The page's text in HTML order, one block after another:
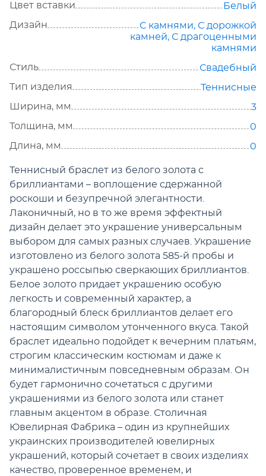
Цвет вставки
Белый
Дизайн
С камнями, С дорожкой
камней, С драгоценными
камнями
Стиль
Свадебный
Тип изделия
Теннисные
Ширина, мм
3
Толщина, мм
0
Длина, мм
0
Теннисный браслет из белого золота с
бриллиантами – воплощение сдержанной
роскоши и безупречной элегантности.
Лаконичный, но в то же время эффектный
дизайн делает это украшение универсальным
выбором для самых разных случаев. Украшение
изготовлено из белого золота 585-й пробы и
украшено россыпью сверкающих бриллиантов.
Белое золото придает украшению особую
легкость и современный характер, а
благородный блеск бриллиантов делает его
настоящим символом утонченного вкуса. Такой
браслет идеально подойдет к вечерним платьям,
строгим классическим костюмам и даже к
минималистичным повседневным образам. Он
будет гармонично сочетаться с другими
украшениями из белого золота или станет
главным акцентом в образе. Столичная
Ювелирная Фабрика – один из крупнейших
украинских производителей ювелирных
украшений, который сочетает в своих изделиях
качество, проверенное временем, и